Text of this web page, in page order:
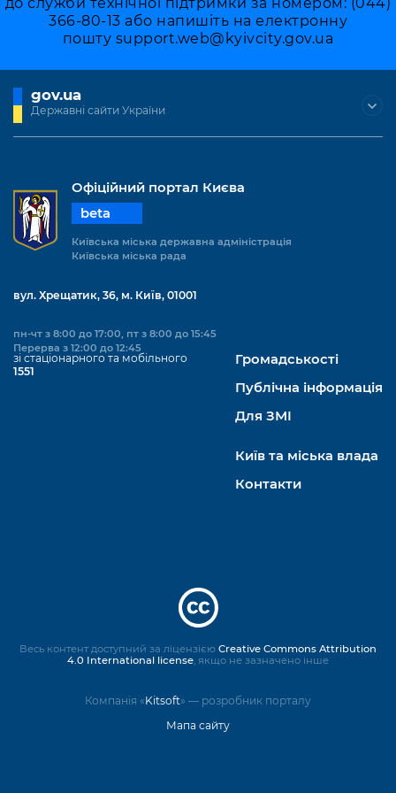
Підприємства, установи, організації
Kyiv International Relations
Гендерна політика
Київська міська військова адміністрація
Портал Захисників та Захисниць
Портал послуг
Міський застосунок Київ Цифровий
Уряд» – місцевий рівень»
Важливе під час воєнного стану
Про відкриті дані
Публічні дашборди
до служби технічної підтримки за номером: (044)
366-80-13 або напишіть на електронну
пошту support.web@kyivcity.gov.ua
gov.ua
Державні сайти України
Офіційний портал Києва
beta
Київська міська державна адміністрація
Київська міська рада
вул. Хрещатик, 36, м. Київ, 01001
пн-чт з 8:00 до 17:00, пт з 8:00 до 15:45
Перерва з 12:00 до 12:45
зі стаціонарного та мобільного
1551
Громадськості
Публічна інформація
Для ЗМІ
Київ та міська влада
Контакти
Компанія «Kitsoft» — розробник порталу
Мапа сайту
Весь контент доступний за ліцензією Creative Commons Attribution
4.0 International license, якщо не зазначено інше